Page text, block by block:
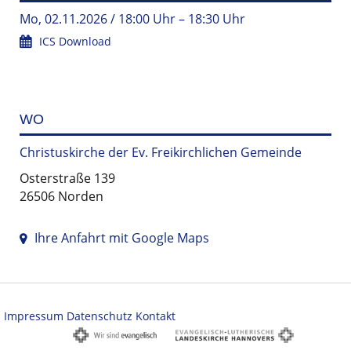
Mo, 02.11.2026 / 18:00 Uhr – 18:30 Uhr
ICS Download
WO
Christuskirche der Ev. Freikirchlichen Gemeinde
Osterstraße 139
26506 Norden
Ihre Anfahrt mit Google Maps
Impressum Datenschutz Kontakt